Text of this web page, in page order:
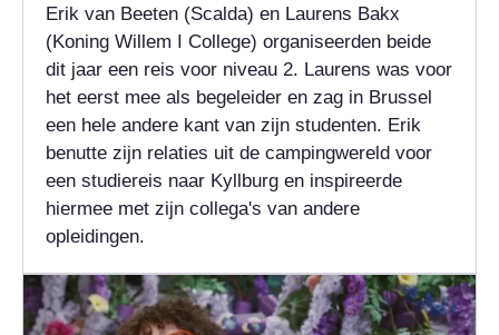
Erik van Beeten (Scalda) en Laurens Bakx
(Koning Willem I College) organiseerden beide
dit jaar een reis voor niveau 2. Laurens was voor
het eerst mee als begeleider en zag in Brussel
een hele andere kant van zijn studenten. Erik
benutte zijn relaties uit de campingwereld voor
een studiereis naar Kyllburg en inspireerde
hiermee met zijn collega's van andere
opleidingen.